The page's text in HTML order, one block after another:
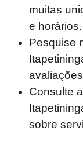
muitas
e horários.
Pesquise
Consulte
sobre